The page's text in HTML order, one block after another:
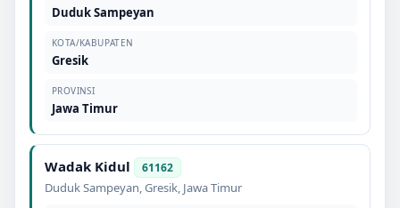
Duduk Sampeyan
KOTA/KABUPATEN
Gresik
PROVINSI
Jawa Timur
Wadak Kidul 61162
Duduk Sampeyan,Gresik, Jawa Timur